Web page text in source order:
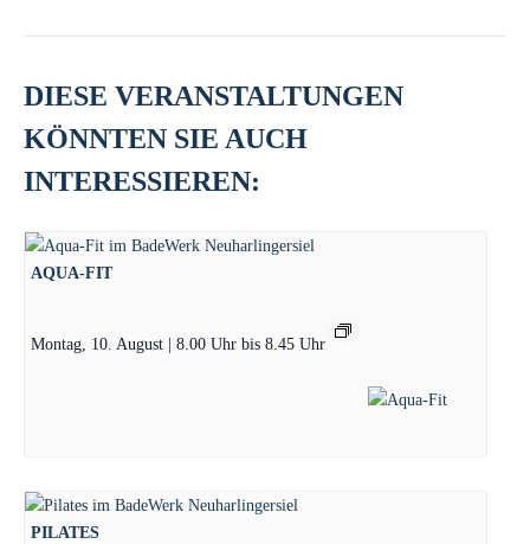
DIESE VERANSTALTUNGEN
KÖNNTEN SIE AUCH
INTERESSIEREN:
AQUA-FIT
Montag, 10. August | 8.00 Uhr bis 8.45 Uhr
PILATES